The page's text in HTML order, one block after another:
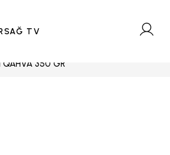
TV
QAHVA 350 GR